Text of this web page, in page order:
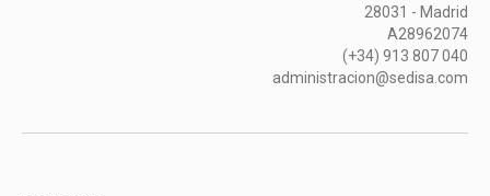
28031 - Madrid
A28962074
(+34) 913 807 040
administracion@sedisa.com